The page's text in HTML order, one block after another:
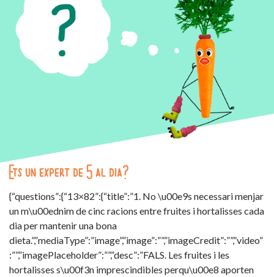
Ets un expert de 5 al dia?
{“questions”:{“13×82”:{“title”:”1. No \u00e9s necessari menjar
un m\u00ednim de cinc racions entre fruites i hortalisses cada
dia per mantenir una bona
dieta.”,”mediaType”:”image”,”image”:””,”imageCredit”:””,”video”
:””,”imagePlaceholder”:””,”desc”:”FALS. Les fruites i les
hortalisses s\u00f3n imprescindibles perqu\u00e8 aporten